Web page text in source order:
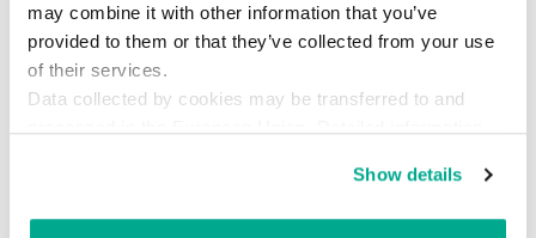
may combine it with other information that you’ve
provided to them or that they’ve collected from your use
of their services.
Data collected by cookies may be transferred to and
Show details